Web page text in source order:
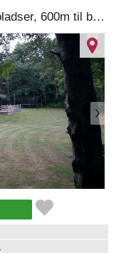
Limfjorden ved Spøttrup, 6 sovepladser, 600m til badestrand, stor ugenert grund med græsplæne, brændeovn, radio, tv med parabol, 2 overdækkede terrasser.